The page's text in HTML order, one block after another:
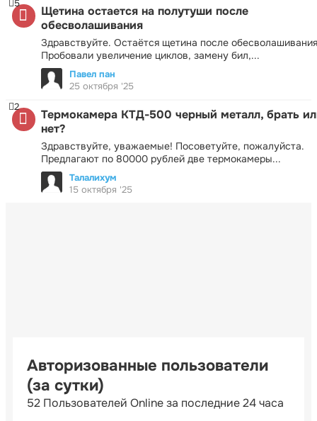
Щетина остается на полутуши после
обесволашивания
Здравствуйте. Остаётся щетина после
Пробовали увеличение циклов, замену бил,...
5
Павел пан
25 октября '25
Термокамера КТД-500 черный металл, брать
нет?
Здравствуйте, уважаемые! Посоветуйте, пожалуйста.
Предлагают по 80000 рублей две термокамеры...
2
Талалихум
15 октября '25
Авторизованные пользователи
(за сутки)
52 Пользователей Online за последние 24 часа